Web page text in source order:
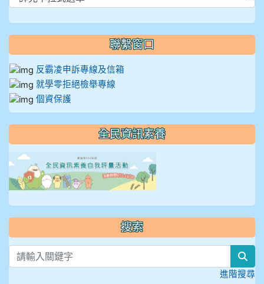
聯繫窗口
反霸凌申訴專線及信箱
就學零拒絕檢舉專線
個資保護
全民資訊素養
搜索
進階搜尋